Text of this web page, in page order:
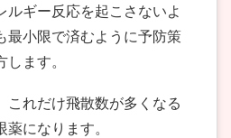
ルギー反応を起こさないよ
最小限で済むように予防策
ます。
これだけ飛散数が多くなる
になります。